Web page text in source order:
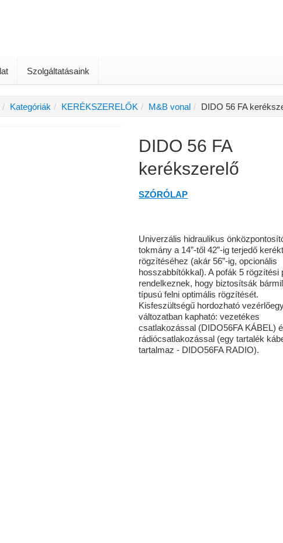
Szolgáltatásaink
Kategóriák KERÉKSZERELŐK M&B vonal DIDO 56 FA
DIDO 56 FA
kerékszerelő
SZÓRÓLAP
Univerzális hidraulikus
tokmány a 14”-től 42”-ig terjedő
rögzítéséhez (akár 56”-ig, opcionális
hosszabbítókkal). A pofák 5 rögzítési
rendelkeznek, hogy biztosítsák
típusú felni optimális rögzítését.
Kisfeszültségű hordozható
változatban kapható: vezetékes
csatlakozással (DIDO56FA KÁBEL)
rádiócsatlakozással (egy tartalék
tartalmaz - DIDO56FA RADIO).